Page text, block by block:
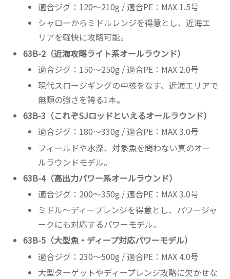
適合ジグ：120～210g / 適合PE：MAX 1.5号
シャローからミドルレンジを得意とし、近海エ
リアを軽快に攻略可能。
63B-2（近海攻略ライト系オールラウンド）
適合ジグ：150～250g / 適合PE：MAX 2.0号
現代スロージギングの中核をなす、近海エリアで
無類の強さを誇る1本。
63B-3（これぞSJロッドといえるオールラウンド）
適合ジグ：180～330g / 適合PE：MAX 3.0号
フィールドや水深、対象魚を問わない真のオー
ルラウンドモデル。
63B-4（高出力パワー系オールラウンド）
適合ジグ：200～350g / 適合PE：MAX 3.0号
ミドル〜ディープレンジを得意とし、パワージャ
ークにも対応するパワーモデル。
63B-5（大型魚・ディープ対応パワーモデル）
適合ジグ：230～500g / 適合PE：MAX 4.0号
大型ターゲットやディープレンジ攻略に欠かせな